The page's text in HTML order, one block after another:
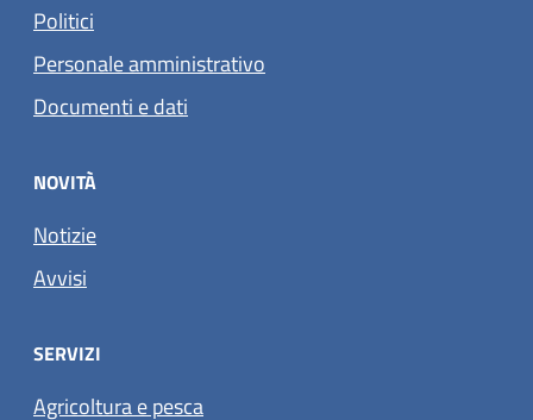
Politici
Personale amministrativo
Documenti e dati
NOVITÀ
Notizie
Avvisi
SERVIZI
Agricoltura e pesca